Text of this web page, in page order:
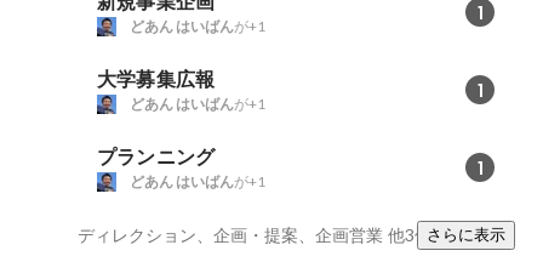
1
どあん はいばんが+1
大学募集広報 1
どあん はいばんが+1
プランニング 1
どあん はいばんが+1
ディレクション、企画・提案、企画営業 他3件さらに表示